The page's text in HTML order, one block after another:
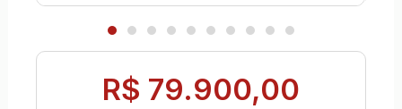
R$ 79.900,00